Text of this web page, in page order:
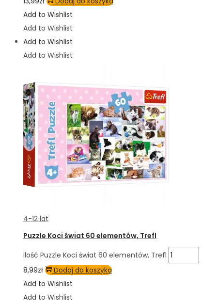
Add to Wishlist
Add to Wishlist
Add to Wishlist
Add to Wishlist
4-12 lat
Puzzle Koci świat 60 elementów, Trefl
ilość Puzzle Koci świat 60 elementów, Trefl
8,99zł
Dodaj do koszyka
Add to Wishlist
Add to Wishlist